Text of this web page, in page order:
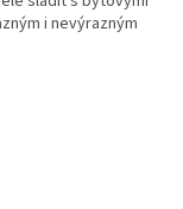
i nevýrazným